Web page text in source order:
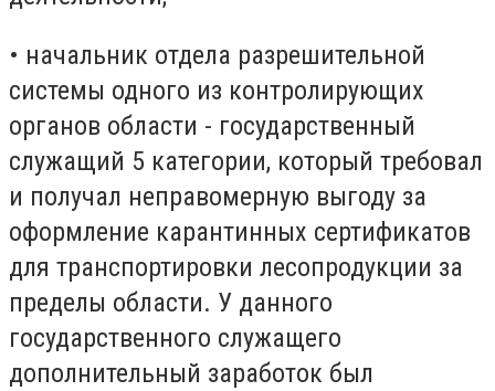
• начальник отдела разрешительной
системы одного из контролирующих
органов области - государственный
служащий 5 категории, который требовал
и получал неправомерную выгоду за
оформление карантинных сертификатов
для транспортировки лесопродукции за
пределы области. У данного
государственного служащего
дополнительный заработок был